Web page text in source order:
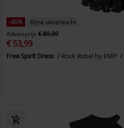
-40%
Bijna uitverkocht
Adviesprijs € 89,99
€ 53,99
Free Spirit Dress Rock Rebel by EMP